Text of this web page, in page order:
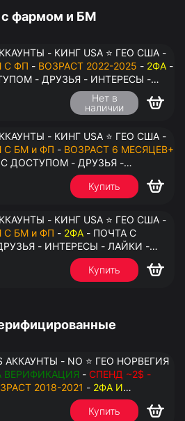
с фармом и БМ
- КИНГ USA ⭐ ГЕО США -
С ФП - ВОЗРАСТ 2022-2025 - 2ФА -
- ДРУЗЬЯ - ИНТЕРЕСЫ -
- ПЕРЕДАЧА В
Нет в
наличии
- КИНГ USA ⭐ ГЕО США -
С БМ и ФП - ВОЗРАСТ 6 МЕСЯЦЕВ+
ДОСТУПОМ - ДРУЗЬЯ -
- КОММЕНТАРИИ - ПЕРЕДАЧА
Купить
- КИНГ USA ⭐ ГЕО США -
С БМ и ФП - 2ФА - ПОЧТА С
- ИНТЕРЕСЫ - ЛАЙКИ -
- ПЕРЕДАЧА В АНТИДЕТЕКТ
Купить
АККАУНТЫ - NO ⭐ ГЕО НОРВЕГИЯ
ВЕРИФИКАЦИЯ - СПЕНД ~2$ -
2018-2021 - 2ФА И
- РУЧНОЙ ФАРМ - РЕЗЕРВНАЯ
- ПЕРЕДАЧА В OCTO
Купить